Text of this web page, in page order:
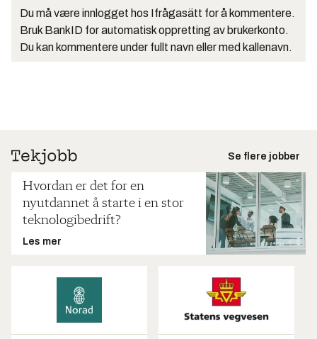
Du må være innlogget hos Ifrågasätt for å kommentere.
Bruk BankID for automatisk oppretting av brukerkonto.
Du kan kommentere under fullt navn eller med kallenavn.
Se flere jobber
Hvordan er det for en
nyutdannet å starte i en stor
teknologibedrift?
Les mer